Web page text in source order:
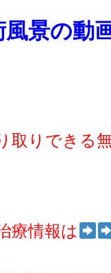
景の動
取りできる
療情報は